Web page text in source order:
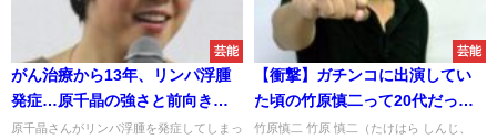
芸能
がん治療から13年、リンパ浮腫
発症…原千晶の強さと前向きさ
に感銘
原千晶さんがリンパ浮腫を発症してしまっ
芸能
【衝撃】ガチンコに出演してい
た頃の竹原慎二って20代だった
のか…
竹原慎二 竹原 慎二（たけはら しんじ、